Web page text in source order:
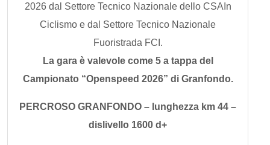
2026 dal Settore Tecnico Nazionale dello CSAIn
Ciclismo e dal Settore Tecnico Nazionale
Fuoristrada FCI.
La gara è valevole come 5 a tappa del
Campionato “Openspeed 2026” di Granfondo.
PERCROSO GRANFONDO – lunghezza km 44 –
dislivello 1600 d+